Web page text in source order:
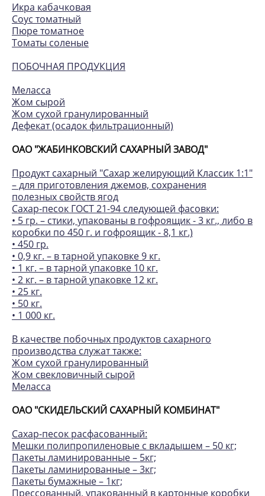
Икра кабачковая
Соус томатный
Пюре томатное
Томаты соленые
ПОБОЧНАЯ ПРОДУКЦИЯ
Меласса
Жом сырой
Жом сухой гранулированный
Дефекат (осадок фильтрационный)
ОАО "ЖАБИНКОВСКИЙ САХАРНЫЙ ЗАВОД"
Продукт сахарный "Сахар желирующий Классик 1:1"
– для приготовления джемов, сохранения
полезных свойств ягод
Сахар-песок ГОСТ 21-94 следующей фасовки:
• 5 гр. – стики, упакованы в гофроящик - 3 кг., либо в
коробки по 450 г. и гофроящик - 8,1 кг.)
• 450 гр.
• 0,9 кг. – в тарной упаковке 9 кг.
• 1 кг. – в тарной упаковке 10 кг.
• 2 кг. – в тарной упаковке 12 кг.
• 25 кг.
• 50 кг.
• 1 000 кг.
В качестве побочных продуктов сахарного
производства служат также:
Жом сухой гранулированный
Жом свекловичный сырой
Меласса
ОАО "СКИДЕЛЬСКИЙ САХАРНЫЙ КОМБИНАТ"
Сахар-песок расфасованный:
Мешки полипропиленовые с вкладышем – 50 кг;
Пакеты ламинированные – 5кг;
Пакеты ламинированные – 3кг;
Пакеты бумажные – 1кг;
Прессованный, упакованный в картонные коробки